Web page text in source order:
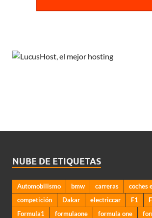
NUBE DE ETIQUETAS
Automobilismo bmw carreras
coches
competición
Dakar electriccar F1
Formula1
formulaone formula one